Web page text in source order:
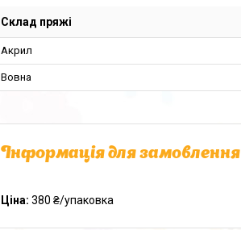
Склад пряжі
Акрил
Вовна
Інформація для замовлення
Ціна: 380 ₴/упаковка